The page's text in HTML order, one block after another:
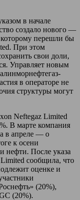
в начале
создало нового —
перешли бы
При этом
свои доли,
Управляет новым
в операторе не
структуры могут
Neftegaz Limited
В марте компания
в апреле — о
к осени
нефти. После указа
сообщила, что
оценке и
(20%),
(20%).